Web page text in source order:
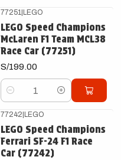
77251 |LEGO
LEGO Speed Champions
McLaren F1 Team MCL38
Race Car (77251)
S/199.00
Cantidad
77242|LEGO
LEGO Speed Champions
Ferrari SF-24 F1 Race
Car (77242)